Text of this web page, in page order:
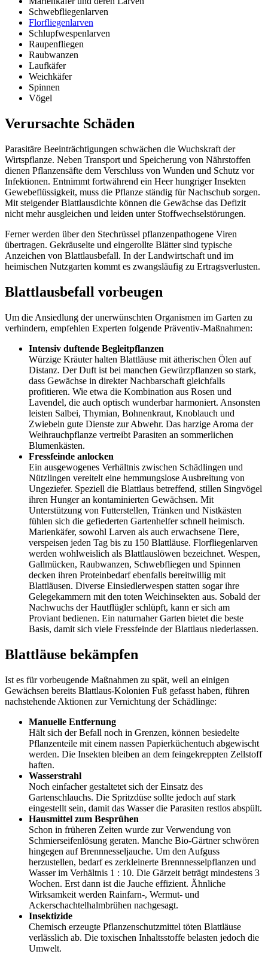
Schwebfliegenlarven
Florfliegenlarven
Schlupfwespenlarven
Raupenfliegen
Raubwanzen
Laufkäfer
Weichkäfer
Spinnen
Vögel
Verursachte Schäden
Parasitäre Beeinträchtigungen schwächen die Wuchskraft der
Wirtspflanze. Neben Transport und Speicherung von Nährstoffen
dienen Pflanzensäfte dem Verschluss von Wunden und Schutz vor
Infektionen. Entnimmt fortwährend ein Heer hungriger Insekten
Gewebeflüssigkeit, muss die Pflanze ständig für Nachschub sorgen.
Mit steigender Blattlausdichte können die Gewächse das Defizit
nicht mehr ausgleichen und leiden unter Stoffwechselstörungen.
Ferner werden über den Stechrüssel pflanzenpathogene Viren
übertragen. Gekräuselte und eingerollte Blätter sind typische
Anzeichen von Blattlausbefall. In der Landwirtschaft und im
heimischen Nutzgarten kommt es zwangsläufig zu Ertragsverlusten.
Blattlausbefall vorbeugen
Um die Ansiedlung der unerwünschten Organismen im Garten zu
verhindern, empfehlen Experten folgende Präventiv-Maßnahmen:
Intensiv duftende Begleitpflanzen
Würzige Kräuter halten Blattläuse mit ätherischen Ölen auf
Distanz. Der Duft ist bei manchen Gewürzpflanzen so stark,
dass Gewächse in direkter Nachbarschaft gleichfalls
profitieren. Wie etwa die Kombination aus Rosen und
Lavendel, die auch optisch wunderbar harmoniert. Ansonsten
leisten Salbei, Thymian, Bohnenkraut, Knoblauch und
Zwiebeln gute Dienste zur Abwehr. Das harzige Aroma der
Weihrauchpflanze vertreibt Parasiten an sommerlichen
Blumenkästen.
Fressfeinde anlocken
Ein ausgewogenes Verhältnis zwischen Schädlingen und
Nützlingen vereitelt eine hemmungslose Ausbreitung von
Ungeziefer. Speziell die Blattlaus betreffend, stillen Singvögel
ihren Hunger an kontaminierten Gewächsen. Mit
Unterstützung von Futterstellen, Tränken und Nistkästen
fühlen sich die gefiederten Gartenhelfer schnell heimisch.
Marienkäfer, sowohl Larven als auch erwachsene Tiere,
verspeisen jeden Tag bis zu 150 Blattläuse. Florfliegenlarven
werden wohlweislich als Blattlauslöwen bezeichnet. Wespen,
Gallmücken, Raubwanzen, Schwebfliegen und Spinnen
decken ihren Proteinbedarf ebenfalls bereitwillig mit
Blattläusen. Diverse Einsiedlerwespen statten sogar ihre
Gelegekammern mit den toten Weichinsekten aus. Sobald der
Nachwuchs der Hautflügler schlüpft, kann er sich am
Proviant bedienen. Ein naturnaher Garten bietet die beste
Basis, damit sich viele Fressfeinde der Blattlaus niederlassen.
Blattläuse bekämpfen
Ist es für vorbeugende Maßnahmen zu spät, weil an einigen
Gewächsen bereits Blattlaus-Kolonien Fuß gefasst haben, führen
nachstehende Aktionen zur Vernichtung der Schädlinge:
Manuelle Entfernung
Hält sich der Befall noch in Grenzen, können besiedelte
Pflanzenteile mit einem nassen Papierküchentuch abgewischt
werden. Die Insekten bleiben an dem feingekreppten Zellstoff
haften.
Wasserstrahl
Noch einfacher gestaltetet sich der Einsatz des
Gartenschlauchs. Die Spritzdüse sollte jedoch auf stark
eingestellt sein, damit das Wasser die Parasiten restlos abspült.
Hausmittel zum Besprühen
Schon in früheren Zeiten wurde zur Verwendung von
Schmierseifenlösung geraten. Manche Bio-Gärtner schwören
hingegen auf Brennnesseljauche. Um den Aufguss
herzustellen, bedarf es zerkleinerte Brennnesselpflanzen und
Wasser im Verhältnis 1 : 10. Die Gärzeit beträgt mindestens 3
Wochen. Erst dann ist die Jauche effizient. Ähnliche
Wirksamkeit werden Rainfarn-, Wermut- und
Ackerschachtelhalmbrühen nachgesagt.
Insektizide
Chemisch erzeugte Pflanzenschutzmittel töten Blattläuse
verlässlich ab. Die toxischen Inhaltsstoffe belasten jedoch die
Umwelt.